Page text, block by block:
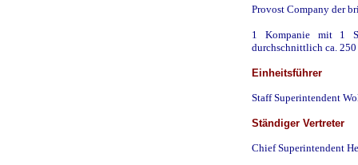
Provost Company der
1 Kompanie mit 1
durchschnittlich ca.
Einheitsführer
Staff Superintendent
Ständiger Vertreter
Chief Superintendent